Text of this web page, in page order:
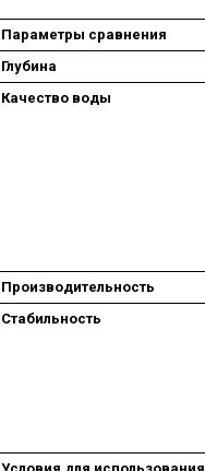
Параметры сравнения
Глубина
Качество воды
Производительность
Стабильность